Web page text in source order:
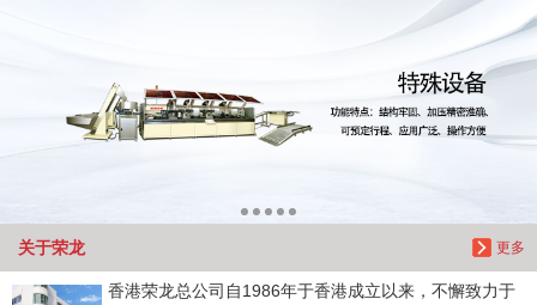
更多
关于荣龙
香港荣龙总公司自1986年于香港成立以来，不懈致力于